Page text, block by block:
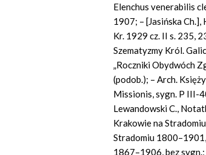
Elenchus venerabilis
1907; – [Jasińska
Kr. 1929 cz. II s. 235,
Szematyzmy Król.
„Roczniki Obydwóch
(podob.); – Arch.
Missionis, sygn. P III-
Lewandowski C.,
Krakowie na
Stradomiu
1867–1906, bez sygn.;